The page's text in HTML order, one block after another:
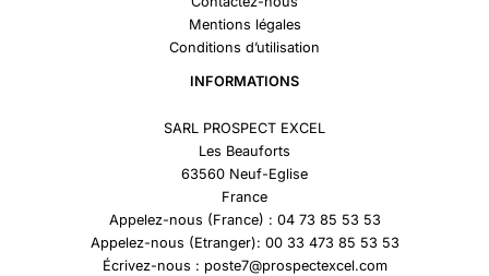
Mentions légales
Conditions d’utilisation
INFORMATIONS
SARL PROSPECT EXCEL
Les Beauforts
63560 Neuf-Eglise
France
Appelez-nous (France) : 04 73 85 53 53
Appelez-nous (Etranger): 00 33 473 85 53 53
Écrivez-nous : poste7@prospectexcel.com